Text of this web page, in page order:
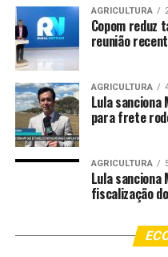
no mercado norte-
O vice-presidente
Desenvolvimento,
Geraldo Alckmin, avalia
reforça que o governo
redução dos 40%
o valor ainda é muito
para garantir a
brasileiras”, disse.
carnes brasileiro registra
AGRICULTURA
Copom reduz
reunião
AGRICULTURA
Lula sanciona
para frete
AGRICULTURA
Lula
fiscalização